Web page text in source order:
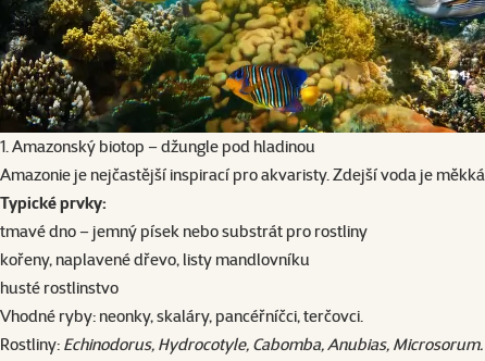
1. Amazonský biotop – džungle pod hladinou
Amazonie je nejčastější inspirací pro akvaristy. Zdejší voda je
Typické prvky:
tmavé dno – jemný písek nebo substrát pro rostliny
kořeny, naplavené dřevo, listy mandlovníku
husté rostlinstvo
Vhodné ryby: neonky, skaláry, pancéřníčci, terčovci.
Rostliny: Echinodorus, Hydrocotyle, Cabomba, Anubias, Microsorum.